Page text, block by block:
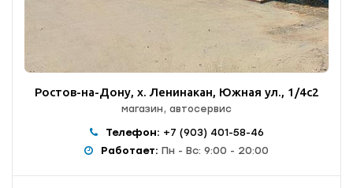
Ростов-на-Дону, х. Ленинакан, Южная ул., 1/4с2
магазин, автосервис
Телефон: +7 (903) 401-58-46
Работает: Пн - Вс: 9:00 - 20:00